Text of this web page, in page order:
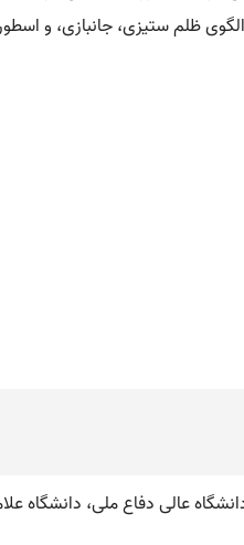
ظلم ستیزی، جانبازی، و
عالی دفاع ملی، دانشگاه